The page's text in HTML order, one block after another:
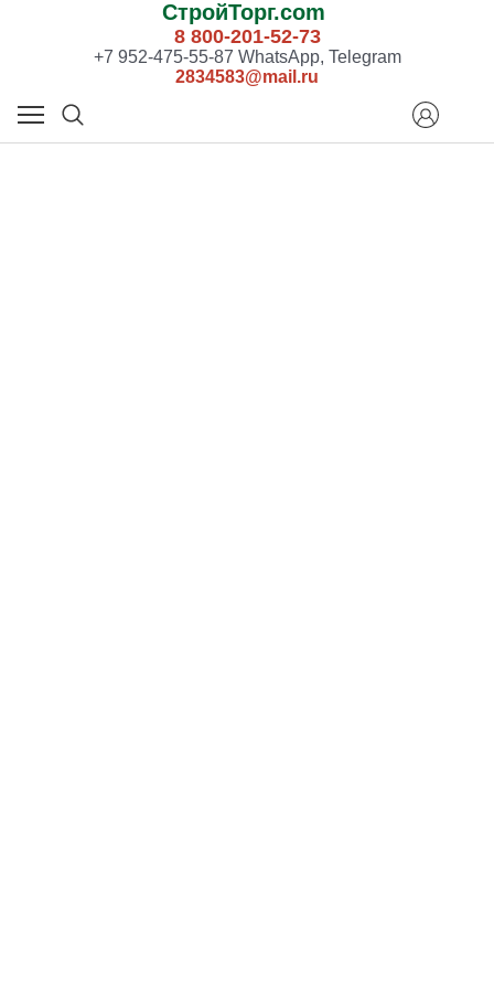
СтройТорг.com
8 800-201-52-73
+7 952-475-55-87 WhatsApp, Telegram
2834583@mail.ru